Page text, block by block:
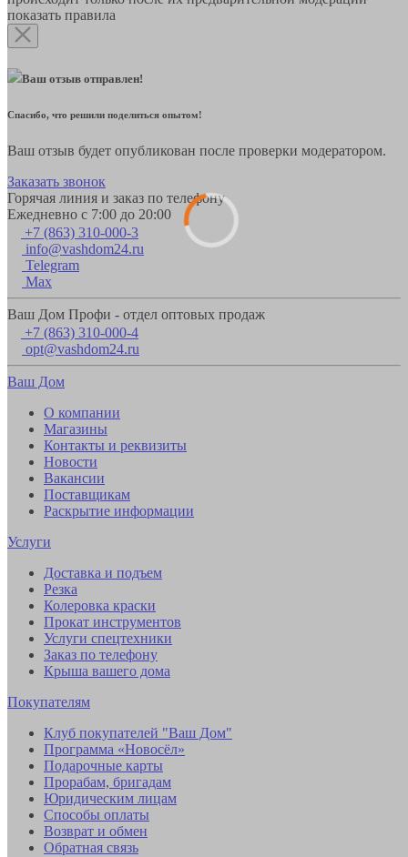
показать правила
Ваш отзыв отправлен!
Спасибо, что решили поделиться опытом!
Ваш отзыв будет опубликован после проверки модератором.
Заказать звонок
Горячая линия и заказ по телефону
Ежедневно с 7:00 до 20:00
+7 (863) 310-000-3
info@vashdom24.ru
Telegram
Max
Ваш Дом Профи - отдел оптовых продаж
+7 (863) 310-000-4
opt@vashdom24.ru
Ваш Дом
О компании
Магазины
Контакты и реквизиты
Новости
Вакансии
Поставщикам
Раскрытие информации
Услуги
Доставка и подъем
Резка
Колеровка краски
Прокат инструментов
Услуги спецтехники
Заказ по телефону
Крыша вашего дома
Покупателям
Клуб покупателей "Ваш Дом"
Программа «Новосёл»
Подарочные карты
Прорабам, бригадам
Юридическим лицам
Способы оплаты
Возврат и обмен
Обратная связь